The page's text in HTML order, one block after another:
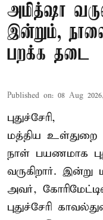
அமித்ஷா
இன்றும்,
பறக்க தடை
Published on: 08 Aug
புதுச்சேரி,
மத்திய உள்துறை
நாள் பயணமாக
வருகிறார். இன்று
அவர்,
புதுச்சேரி